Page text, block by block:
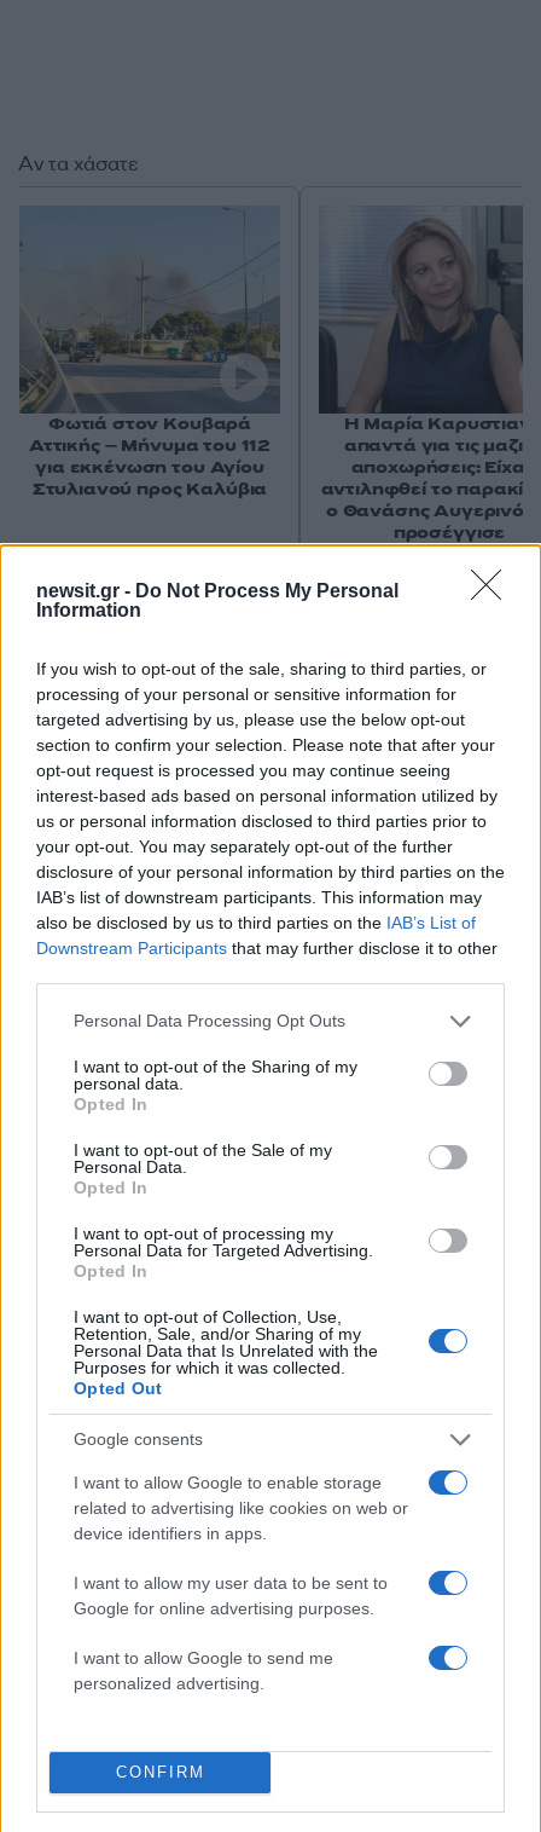
newsit.gr - Do Not Process My Personal
Information
If you wish to opt-out of the sale, sharing to third parties, or
processing of your personal or sensitive information for
targeted advertising by us, please use the below opt-out
section to confirm your selection. Please note that after your
opt-out request is processed you may continue seeing
interest-based ads based on personal information utilized by
us or personal information disclosed to third parties prior to
your opt-out. You may separately opt-out of the further
disclosure of your personal information by third parties on the
IAB’s list of downstream participants. This information may
also be disclosed by us to third parties on the IAB’s List of
Downstream Participants that may further disclose it to other
Please note that this website/app uses one or more Google
not limited to your visit or usage behaviour. You may click to
grant or deny consent to Google and its third-party tags to
use your data for below specified purposes in below Google
consent section.
Personal Data Processing Opt Outs
I want to opt-out of the Sharing of my
personal data.
Opted In
I want to opt-out of the Sale of my
Personal Data.
Opted In
I want to opt-out of processing my
Personal Data for Targeted Advertising.
Opted In
I want to opt-out of Collection, Use,
Retention, Sale, and/or Sharing of my
Personal Data that Is Unrelated with the
Purposes for which it was collected.
Opted Out
Google consents
I want to allow Google to enable storage
related to advertising like cookies on web or
device identifiers in apps.
I want to allow my user data to be sent to
Google for online advertising purposes.
I want to allow Google to send me
personalized advertising.
CONFIRM
Σχόλια
Σχολίασε εδώ
50 /50
Υποβολή σχολίου
Όροι Χρήσης. Το site προστατεύεται από reCAPTCHA, ισχύουν
Πολιτική Απορρήτου&
BBC
ROLLING STONES ΝΤΟΚΙΜΑΝΤΕΡ
Ακολουθήστε το Νewsit.gr στο
τελευταία νέατης ημέρας
Αν τα χάσατε
Φωτιά στον Κουβαρά
Αττικής – Μήνυμα του 112
για εκκένωση του Αγίου
Στυλιανού προς Καλύβια
Η Μαρία
απαντά για τις
αποχωρήσεις:
αντιληφθεί το
ο Θανάσης Αυγερινός
προσέγγισε
Πιο δημοφιλή
Πάρος: «Αν ήταν κάποιος πάνω από την
πισίνα, δε θα είχα θρηνήσει το παιδί μου» –
Η σπαρακτική περιγραφή του πατέρα και
τα κενά στους ισχυρισμούς του ιδιοκτήτη
του beach bar
Μετέτρεψαν το Σαρακήνικο της Μήλου σε
ελικοδρόμιο – «Πάρκαραν» το ελικόπτερο
τους για να κάνουν μπάνιο
μπότοξ και ανέβασε στο Instagram την
εμπειρία της
4Γιάννης Παπαμιχαήλ: «Η απαγόρευση